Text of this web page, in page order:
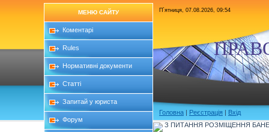
МЕНЮ САЙТУ
Коментарі
Rules
Нормативні документи
Статті
Запитай у юриста
Форум
П`ятниця, 07.08.2026, 09:54
Головна | Реєстрація | Вхід
З ПИТАННЯ РОЗМІЩЕННЯ